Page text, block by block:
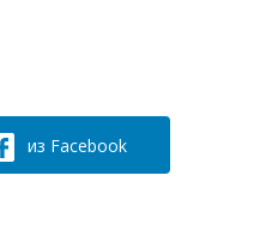
из Facebook